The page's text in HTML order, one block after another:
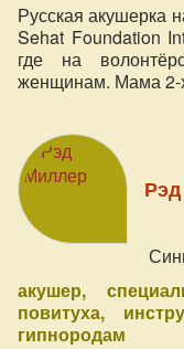
Русская акушерка
Sehat Foundation
где на
женщинам. Мама 2-
акушер
повитуха
гипнородам